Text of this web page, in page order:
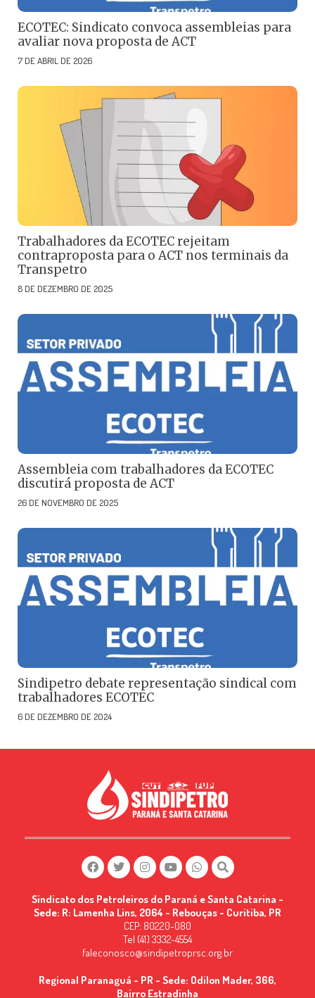
ECOTEC: Sindicato convoca assembleias para
avaliar nova proposta de ACT
7 DE ABRIL DE 2026
Trabalhadores da ECOTEC rejeitam
contraproposta para o ACT nos terminais da
Transpetro
8 DE DEZEMBRO DE 2025
Assembleia com trabalhadores da ECOTEC
discutirá proposta de ACT
26 DE NOVEMBRO DE 2025
Sindipetro debate representação sindical com
trabalhadores ECOTEC
6 DE DEZEMBRO DE 2024
Sindicato dos Petroleiros do Paraná e Santa Catarina -
Sede: R: Lamenha Lins, 2064 - Rebouças - Curitiba, PR
CEP: 80220-080
Tel (41) 3332-4554
faleconosco@sindipetroprsc.org.br
Regional Paranaguá - PR - Sede: Odilon Mader, 366,
Bairro Estradinha